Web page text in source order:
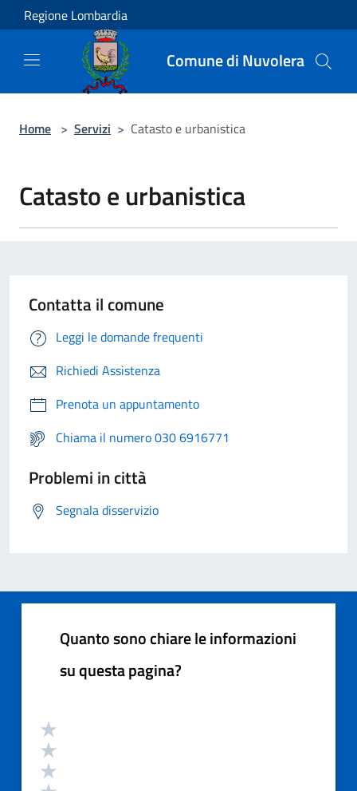
Salta al contenuto principale
Regione Lombardia
Comune di Nuvolera
Home > Servizi > Catasto e urbanistica
Catasto e urbanistica
Contatta il comune
Leggi le domande frequenti
Richiedi Assistenza
Prenota un appuntamento
Chiama il numero 030 6916771
Problemi in città
Segnala disservizio
Quanto sono chiare le informazioni
su questa pagina?